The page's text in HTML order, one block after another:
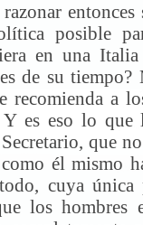
posible
en una
de su
recomienda a
Y es eso lo
que
él mismo
todo, cuya
los hombres